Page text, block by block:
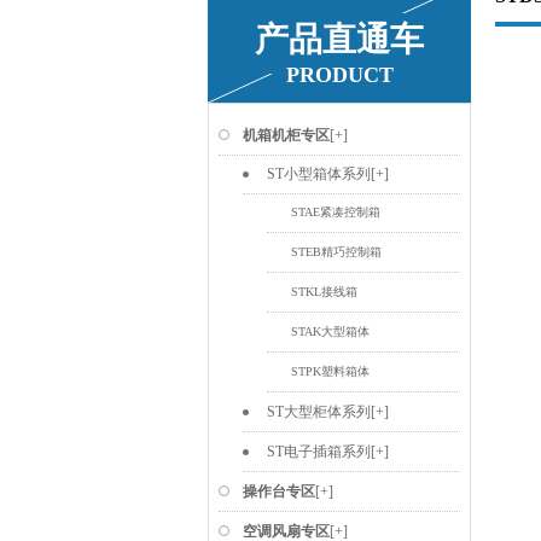
产品直通车
PRODUCT
机箱机柜专区[+]
ST小型箱体系列 [+]
STAE紧凑控制箱
STEB精巧控制箱
STKL接线箱
STAK大型箱体
STPK塑料箱体
ST大型柜体系列 [+]
ST电子插箱系列 [+]
操作台专区[+]
空调风扇专区[+]